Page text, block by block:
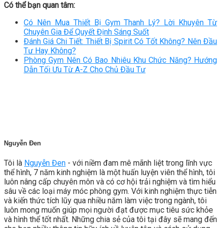
Có thể bạn quan tâm:
Có Nên Mua Thiết Bị Gym Thanh Lý? Lời Khuyên Từ
Chuyên Gia Để Quyết Định Sáng Suốt
Đánh Giá Chi Tiết: Thiết Bị Spirit Có Tốt Không? Nên Đầu
Tư Hay Không?
Phòng Gym Nên Có Bao Nhiêu Khu Chức Năng? Hướng
Dẫn Tối Ưu Từ A-Z Cho Chủ Đầu Tư
Nguyễn Đen
Tôi là Nguyễn Đen - với niềm đam mê mãnh liệt trong lĩnh vực
thể hình, 7 năm kinh nghiệm là một huấn luyện viên thể hình, tôi
luôn nâng cấp chuyên môn và có cơ hội trải nghiệm và tìm hiểu
sâu về các loại máy móc phòng gym. Với kinh nghiệm thực tiễn
và kiến thức tích lũy qua nhiều năm làm việc trong ngành, tôi
luôn mong muốn giúp mọi người đạt được mục tiêu sức khỏe
và hình thể tốt nhất. Những chia sẻ của tôi tại đây sẽ mang đến